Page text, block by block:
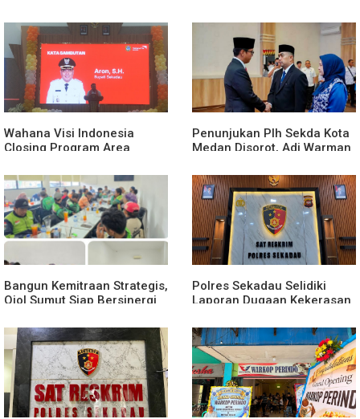
Polsek Entikong Gagalkan
Peredaran Sabu 151,76
Gram di Perbatasan
Kunker Perdana ke
Entikong, Kapolres Sanggau:
Keamanan Perbatasan
Tanggung Jawab Bersama
Wahana Visi Indonesia
Closing Program Area
Penunjukan Plh Sekda Kota
Medan Disorot, Adi Warman
Komitmen terhadap Sistem
Merit
Bangun Kemitraan Strategis,
Ojol Sumut Siap Bersinergi
yang Tertib dan Kondusif
Polres Sekadau Selidiki
Laporan Dugaan Kekerasan
Dibawah Umur